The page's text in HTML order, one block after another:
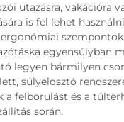
utazásra, vakációra
is fel lehet
ergonómiai
egyensúlyban
legyen bármilyen
súlyelosztó
a felborulást és a
során.